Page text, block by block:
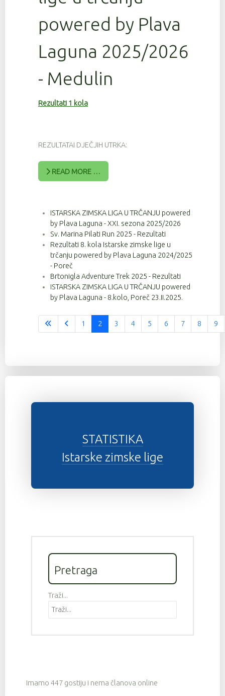
powered by Plava
Laguna 2025/2026
- Medulin
Rezultati 1 kola
REZULTATAI DJEČJIH UTRKA:
READ MORE …
ISTARSKA ZIMSKA LIGA U TRČANJU powered
by Plava Laguna - XXI. sezona 2025/2026
Sv. Marina Pilati Run 2025 - Rezultati
Rezultati 8. kola Istarske zimske lige u
trčanju powered by Plava Laguna 2024/2025
- Poreč
Brtonigla Adventure Trek 2025 - Rezultati
ISTARSKA ZIMSKA LIGA U TRČANJU powered
by Plava Laguna - 8.kolo, Poreč 23.II.2025.
Stranica 2 od 37
1 2 3 4 5 6 7 8 9
STATISTIKA
Istarske zimske lige
Pretraga
Traži...
Imamo 447 gostiju i nema članova online